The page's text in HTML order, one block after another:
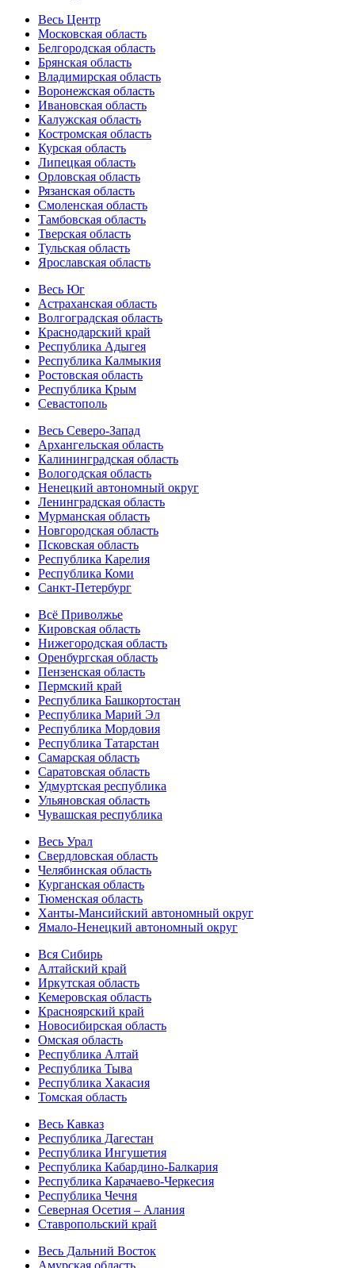
Весь Центр
Московская область
Белгородская область
Брянская область
Владимирская область
Воронежская область
Ивановская область
Калужская область
Костромская область
Курская область
Липецкая область
Орловская область
Рязанская область
Смоленская область
Тамбовская область
Тверская область
Тульская область
Ярославская область
Весь Юг
Астраханская область
Волгоградская область
Краснодарский край
Республика Адыгея
Республика Калмыкия
Ростовская область
Республика Крым
Севастополь
Весь Северо-Запад
Архангельская область
Калининградская область
Вологодская область
Ненецкий автономный округ
Ленинградская область
Мурманская область
Новгородская область
Псковская область
Республика Карелия
Республика Коми
Санкт-Петербург
Всё Приволжье
Кировская область
Нижегородская область
Оренбургская область
Пензенская область
Пермский край
Республика Башкортостан
Республика Марий Эл
Республика Мордовия
Республика Татарстан
Самарская область
Саратовская область
Удмуртская республика
Ульяновская область
Чувашская республика
Весь Урал
Свердловская область
Челябинская область
Курганская область
Тюменская область
Ханты-Мансийский автономный округ
Ямало-Ненецкий автономный округ
Вся Сибирь
Алтайский край
Иркутская область
Кемеровская область
Красноярский край
Новосибирская область
Омская область
Республика Алтай
Республика Тыва
Республика Хакасия
Томская область
Весь Кавказ
Республика Дагестан
Республика Ингушетия
Республика Кабардино-Балкария
Республика Карачаево-Черкесия
Республика Чечня
Северная Осетия – Алания
Ставропольский край
Весь Дальний Восток
Амурская область